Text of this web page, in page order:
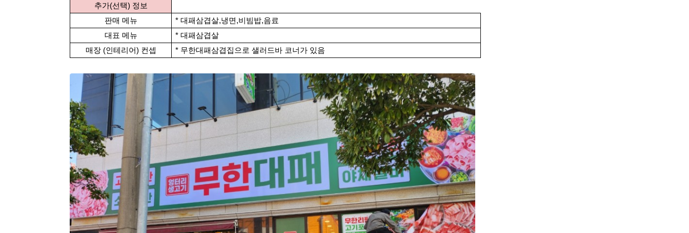
추가(선택) 정보
판매 메뉴
* 대패삼겹살,냉면,비빔밥,음료
대표 메뉴
* 대패삼겹살
매장 (인테리어) 컨셉
* 무한대패삼겹집으로 샐러드바 코너가 있음